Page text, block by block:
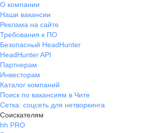
О компании
Наши вакансии
Реклама на сайте
Требования к ПО
Безопасный HeadHunter
HeadHunter API
Партнерам
Инвесторам
Каталог компаний
Поиск по вакансиям в Чите
Сетка: соцсеть для нетворкинга
Соискателям
hh PRO